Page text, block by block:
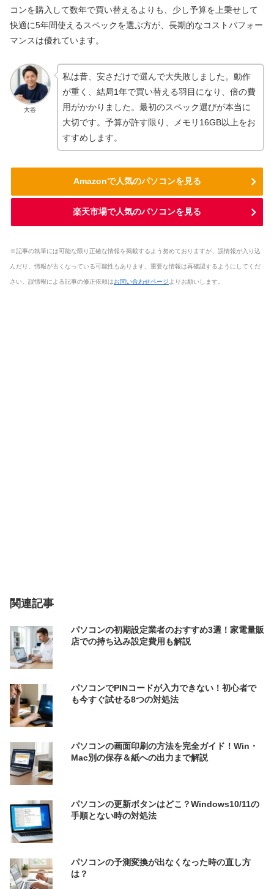
コンを購入して数年で買い替えるよりも、少し予算を上乗せして
快適に5年間使えるスペックを選ぶ方が、長期的なコストパフォー
マンスは優れています。
大谷
私は昔、安さだけで選んで大失敗しました。動作
が重く、結局1年で買い替える羽目になり、倍の費
用がかかりました。最初のスペック選びが本当に
大切です。予算が許す限り、メモリ16GB以上をお
すすめします。
Amazonで人気のパソコンを見る
楽天市場で人気のパソコンを見る
※記事の執筆には可能な限り正確な情報を掲載するよう努めておりますが、誤情報が入り込
んだり、情報が古くなっている可能性もあります。重要な情報は再確認するようにしてくだ
さい。誤情報による記事の修正依頼はお問い合わせページよりお願いします。
関連記事
パソコンの初期設定業者のおすすめ3選！家電量販
店での持ち込み設定費用も解説
パソコンでPINコードが入力できない！初心者で
も今すぐ試せる8つの対処法
パソコンの画面印刷の方法を完全ガイド！Win・
Mac別の保存＆紙への出力まで解説
パソコンの更新ボタンはどこ？Windows10/11の
手順とない時の対処法
パソコンの予測変換が出なくなった時の直し方
は？